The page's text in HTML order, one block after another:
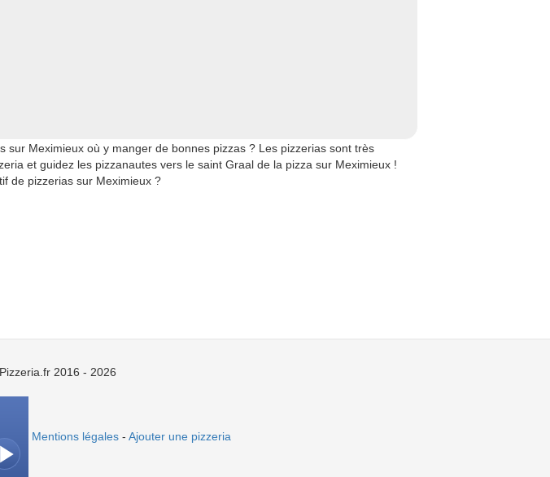
Meximieux où y manger de bonnes pizzas ? Les pizzerias sont très
et guidez les pizzanautes vers le saint Graal de la pizza sur Meximieux !
de pizzerias sur Meximieux ?
2016 - 2026
Mentions légales- Ajouter une pizzeria